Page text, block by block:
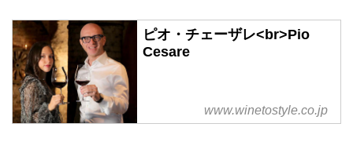
ピオ・チェーザレ<br>Pio
Cesare
www.winetostyle.co.jp